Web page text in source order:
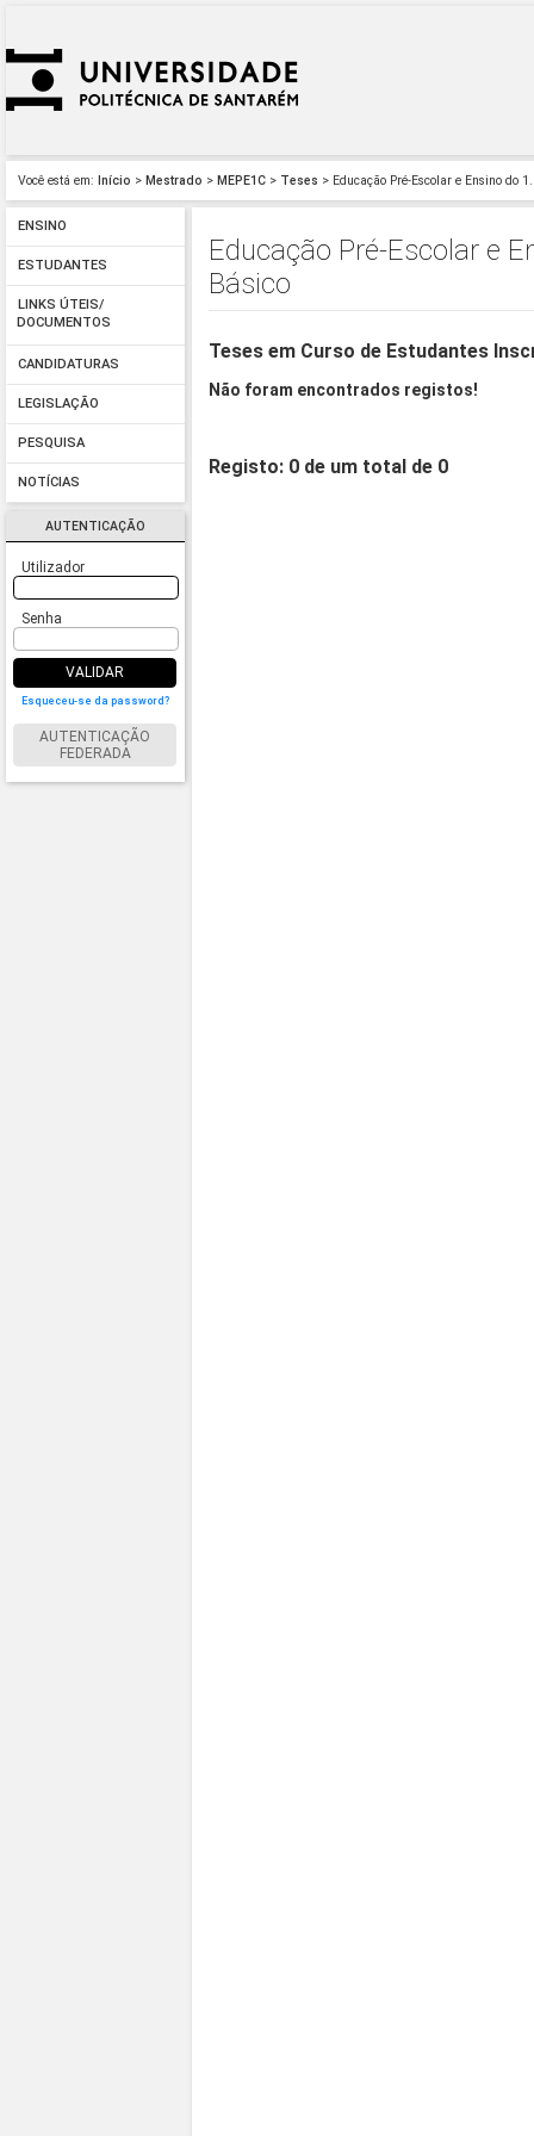
Você está em: Início > Mestrado > MEPE1C > Teses > Educação Pré-Escolar e Ensino do
ENSINO
ESTUDANTES
LINKS ÚTEIS/
DOCUMENTOS
CANDIDATURAS
LEGISLAÇÃO
PESQUISA
NOTÍCIAS
AUTENTICAÇÃO
Utilizador
Senha
VALIDAR
Esqueceu-se da password?
AUTENTICAÇÃO
FEDERADA
Educação Pré-Escolar e
Básico
Teses em Curso de Estudantes
Não foram encontrados registos!
Registo: 0 de um total de 0